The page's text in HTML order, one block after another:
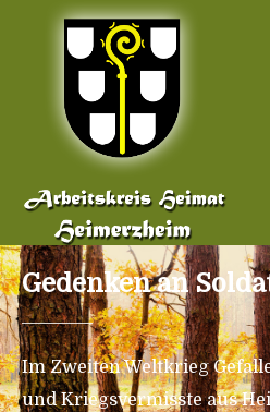
Gedenken an
Im Zweiten Weltkrieg
und Kriegsvermisste aus